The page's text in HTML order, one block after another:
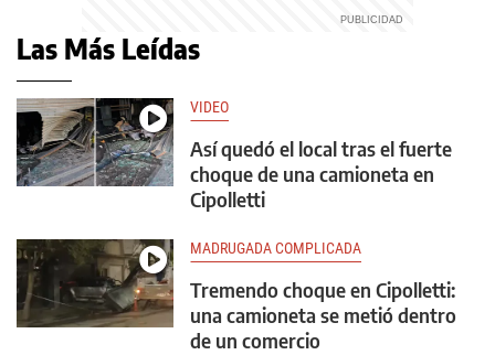
Las Más Leídas
VIDEO
Así quedó el local tras el fuerte
choque de una camioneta en
Cipolletti
MADRUGADA COMPLICADA
Tremendo choque en Cipolletti:
una camioneta se metió dentro
de un comercio